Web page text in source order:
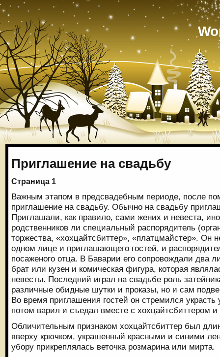
Приглашение на свадьбу
Страница 1
Важным этапом в предсвадебным периоде, после
приглашение на свадьбу. Обычно на свадьбу
Приглашали, как правило, сами жених и невеста,
родственников ли специальный распорядитель
торжества, «хохцайтсбиттер», «платцмайстер». Он
одном лице и приглашающего гостей, и
посаженого отца. В Баварии его сопровождали два
брат или кузен и комическая фигура, которая
невесты. Последний играл на свадьбе роль
различные обидные шутки и проказы, но и сам
Во время приглашения гостей он стремился украсть
потом варил и съедал вместе с хохцайтсбиттером
Обличительным признаком хохцайтсбиттер был
вверху крючком, украшенный красными и синими
убору прикреплялась веточка розмарина или мирта.